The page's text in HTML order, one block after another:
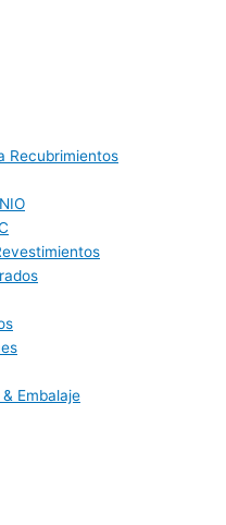
Recubrimientos
Embalaje